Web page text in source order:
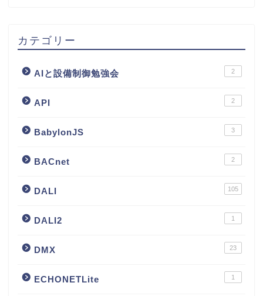
カテゴリー
AIと設備制御勉強会 2
API 2
BabylonJS 3
BACnet 2
DALI 105
DALI2 1
DMX 23
ECHONETLite 1